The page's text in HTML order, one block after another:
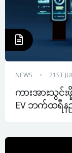
NEWS 21ST
ကားအားသွင်း
EV ဘက်ထရီ